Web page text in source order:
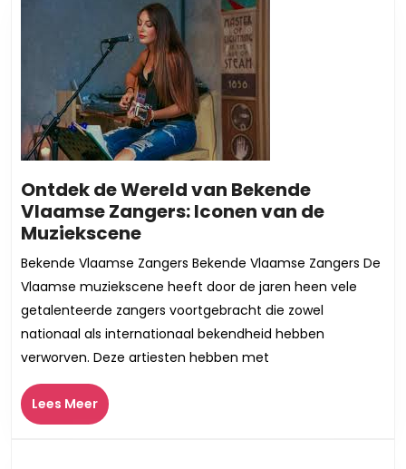
Ontdek de Wereld van Bekende
Vlaamse Zangers: Iconen van de
MuzieksceneOntdek
de
Wereld
van
Bekende
Vlaamse
Zangers:
Bekende Vlaamse Zangers Bekende Vlaamse Zangers De
Vlaamse muziekscene heeft door de jaren heen vele
getalenteerde zangers voortgebracht die zowel
nationaal als internationaal bekendheid hebben
verworven. Deze artiesten hebben met
Lees MeerLees
Meer